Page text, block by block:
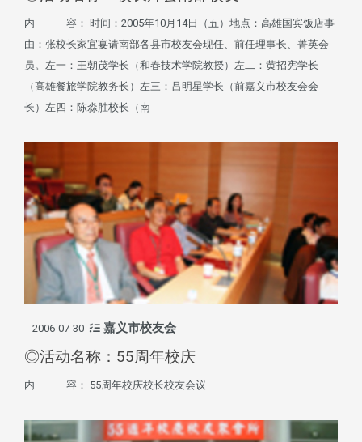
内 容： 时间：2005年10月14日（五）地点：高雄国宾饭店事
由：张校长家宜宴请南部各县市校友会现任、前任理事长、菁英会
员。左一：王朝茂学长（和春技术学院教授）左二：黄招宪学长
（高雄餐旅学院教务长）左三：吕明星学长（前嘉义市校友会会
长）左四：陈淼胜校长（南
2006-07-30 嘉义市校友会
◎活动名称：55周年校庆
内 容： 55周年校庆校长校友会议